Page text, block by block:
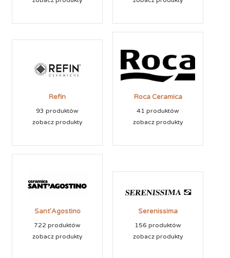
Refin
93 produktów
zobacz produkty
Roca Ceramica
41 produktów
zobacz produkty
Sant'Agostino
722 produktów
zobacz produkty
Serenissima
156 produktów
zobacz produkty